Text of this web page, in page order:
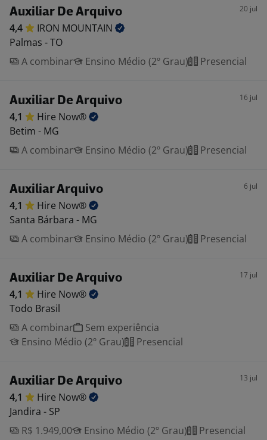
Auxiliar De Arquivo 20 jul
4,4 IRON MOUNTAIN
Palmas - TO
A combinar
Ensino Médio (2º Grau) Presencial
Auxiliar De Arquivo 16 jul
4,1 Hire Now®
Betim - MG
A combinar
Ensino Médio (2º Grau) Presencial
Auxiliar Arquivo 6 jul
4,1 Hire Now®
Santa Bárbara - MG
A combinar
Ensino Médio (2º Grau) Presencial
Auxiliar De Arquivo 17 jul
4,1 Hire Now®
Todo Brasil
A combinar
Sem experiência
Ensino Médio (2º Grau)
Presencial
Auxiliar De Arquivo 13 jul
4,1 Hire Now®
Jandira - SP
R$ 1.949,00
Ensino Médio (2º Grau) Presencial